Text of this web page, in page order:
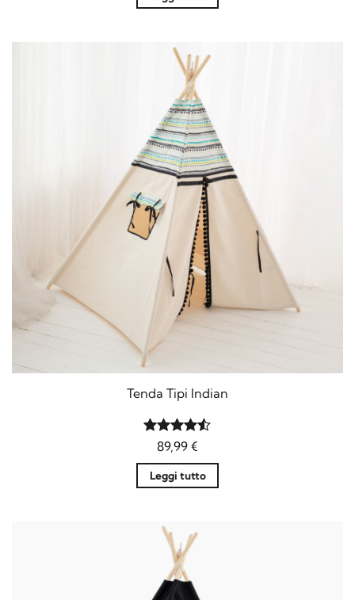
era:
Tenda Tipi Indian
Valutato
89,99 €
Leggi tutto